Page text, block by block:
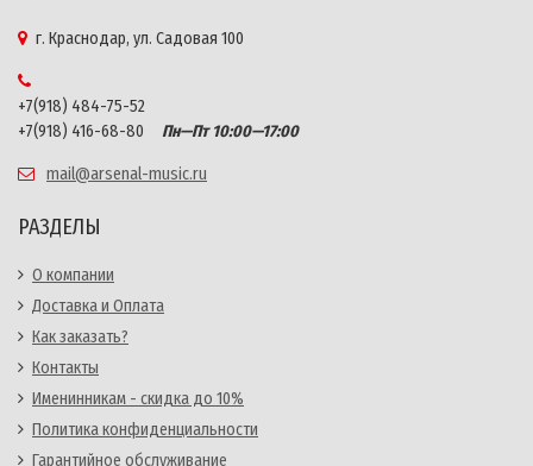
г. Краснодар, ул. Садовая 100
+7(918) 484-75-52
+7(918) 416-68-80
Пн—Пт 10:00—17:00
mail@arsenal-music.ru
РАЗДЕЛЫ
О компании
Доставка и Оплата
Как заказать?
Контакты
Именинникам - скидка до 10%
Политика конфиденциальности
Гарантийное обслуживание